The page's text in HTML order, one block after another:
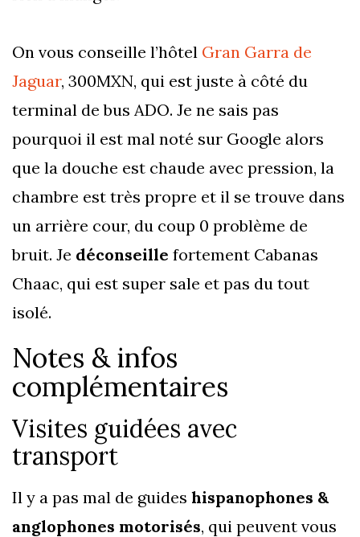
On vous conseille l’hôtel Gran Garra de
Jaguar, 300MXN, qui est juste à côté du
terminal de bus ADO. Je ne sais pas
pourquoi il est mal noté sur Google alors
que la douche est chaude avec pression, la
chambre est très propre et il se trouve dans
un arrière cour, du coup 0 problème de
bruit. Je déconseille fortement Cabanas
Chaac, qui est super sale et pas du tout
isolé.
Notes & infos
complémentaires
Visites guidées avec
transport
Il y a pas mal de guides hispanophones &
anglophones motorisés, qui peuvent vous